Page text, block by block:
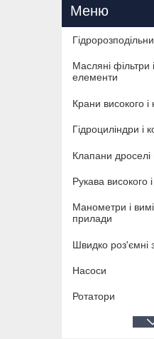
Масляні фільтри
елементи
Крани високого і
Гідроциліндри і
Клапани дроселі
Рукава високого
Манометри і
прилади
Швидко роз'ємні
Насоси
Ротатори